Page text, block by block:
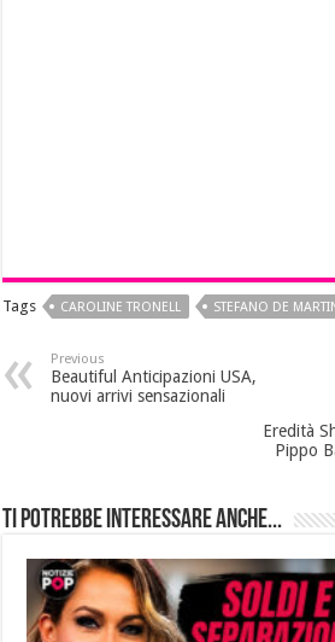
Tags CAROLINE TRONELL STEFANO DE
Previous
Beautiful Anticipazioni USA,
nuovi arrivi sensazionali
Eredità
Pippo
Ti potrebbe interessare anche...